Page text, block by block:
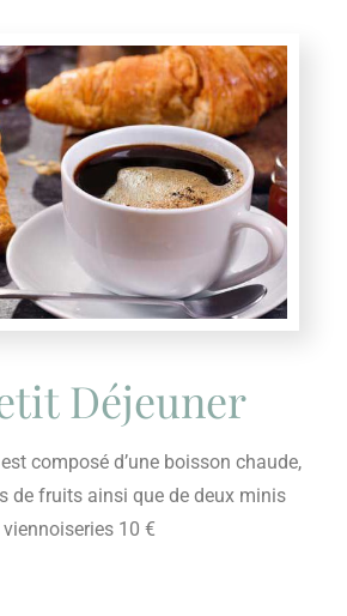
Déjeuner
composé d’une boisson chaude,
de fruits ainsi que de deux minis
viennoiseries 10 €